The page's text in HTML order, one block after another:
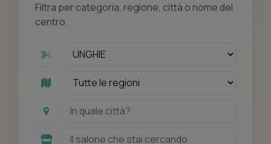
Filtra per categoria, regione, città o nome del
centro.